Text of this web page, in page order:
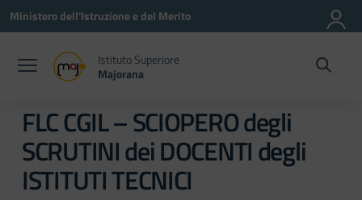
Vai ai contenuti
Vai al menu di navigazione
Vai al footer
Ministero dell'Istruzione e del Merito
Istituto Superiore
Majorana
FLC CGIL – SCIOPERO degli
SCRUTINI dei DOCENTI degli
ISTITUTI TECNICI